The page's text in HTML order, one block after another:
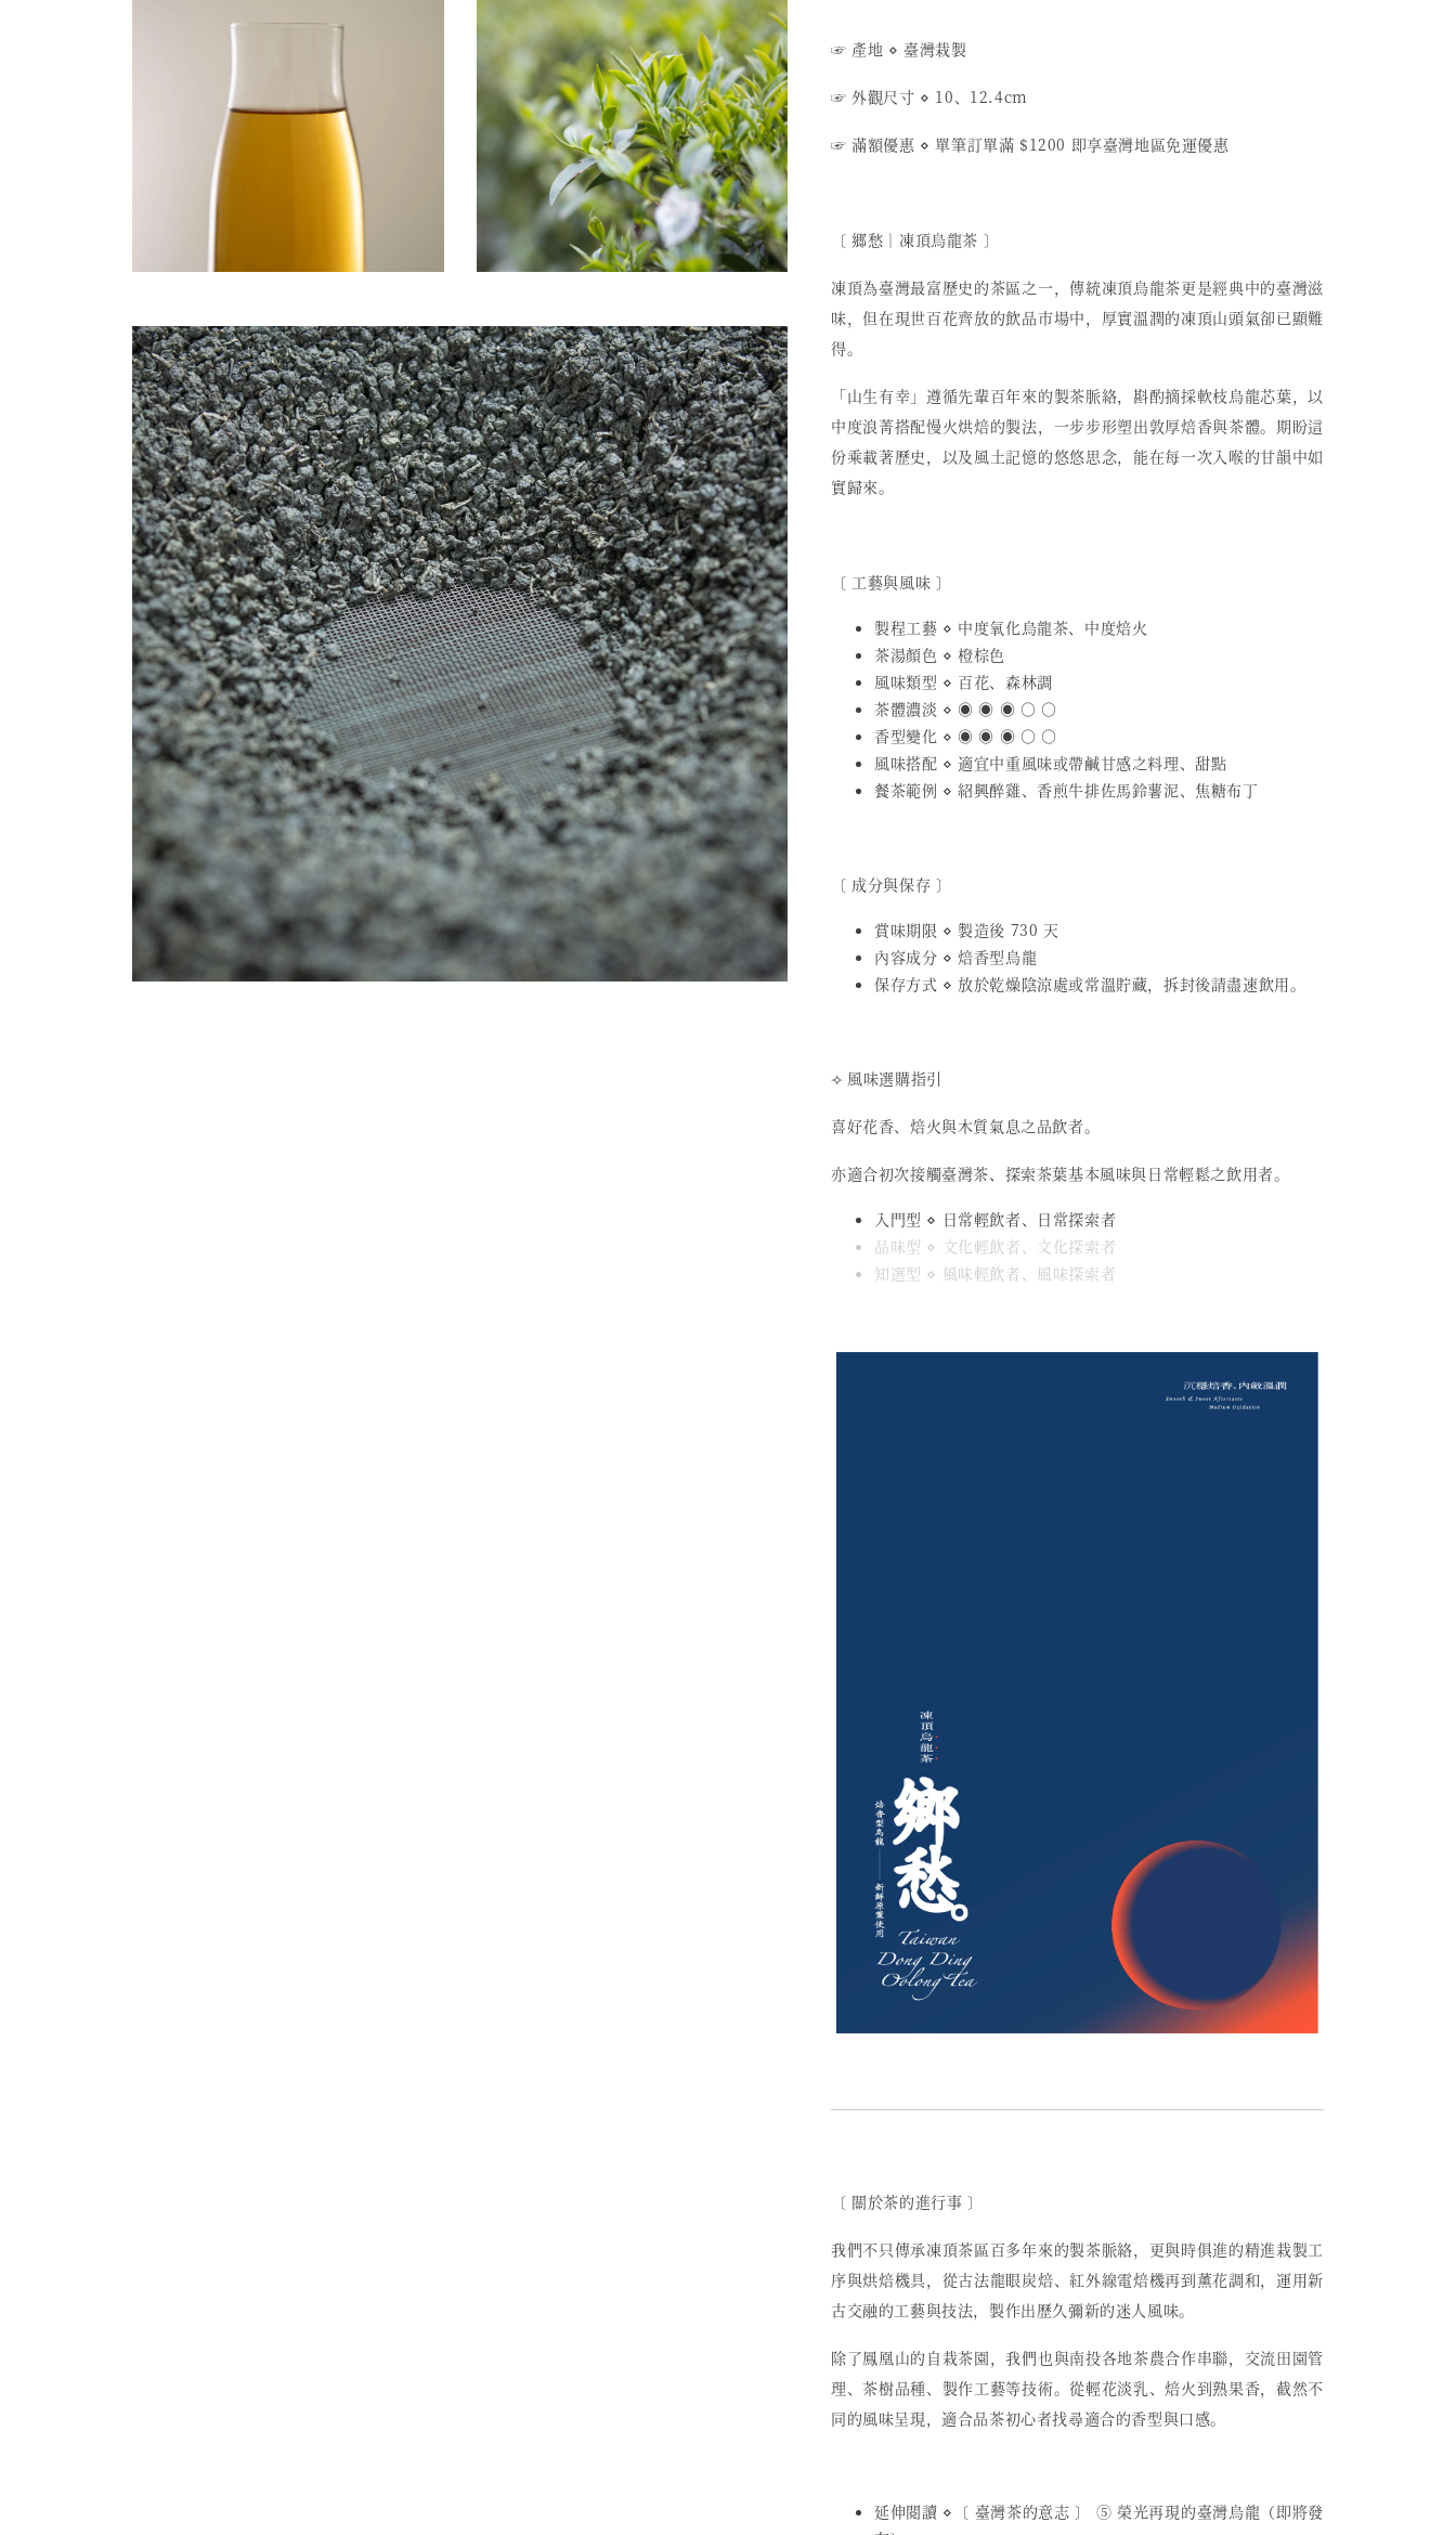
☞ 產地 ⋄ 臺灣栽製
☞ 外觀尺寸 ⋄ 10、12.4cm
☞ 滿額優惠 ⋄ 單筆訂單滿 $1200 即享臺灣地區免運優惠
〔 郷愁︱凍頂烏龍茶 〕
凍頂為臺灣最富歷史的茶區之一，傳統凍頂烏龍茶更是經典中的臺灣滋
味，但在現世百花齊放的飲品市場中，厚實溫潤的凍頂山頭氣卻已顯難
得。
「山生有幸」遵循先輩百年來的製茶脈絡，斟酌摘採軟枝烏龍芯葉，以
中度浪菁搭配慢火烘焙的製法，一步步形塑出敦厚焙香與茶體。期盼這
份乘載著歷史，以及風土記憶的悠悠思念，能在每一次入喉的甘韻中如
實歸來。
〔 工藝與風味 〕
製程工藝 ⋄ 中度氧化烏龍茶、中度焙火
茶湯顏色 ⋄ 橙棕色
風味類型 ⋄ 百花、森林調
茶體濃淡 ⋄ ◉ ◉ ◉ ○ ○
香型變化 ⋄ ◉ ◉ ◉ ○ ○
風味搭配 ⋄ 適宜中重風味或帶鹹甘感之料理、甜點
餐茶範例 ⋄ 紹興醉雞、香煎牛排佐馬鈴薯泥、焦糖布丁
〔 成分與保存 〕
賞味期限 ⋄ 製造後 730 天
內容成分 ⋄ 焙香型烏龍
保存方式 ⋄ 放於乾燥陰涼處或常溫貯藏，拆封後請盡速飲用。
⟢ 風味選購指引
喜好花香、焙火與木質氣息之品飲者。
亦適合初次接觸臺灣茶、探索茶葉基本風味與日常輕鬆之飲用者。
入門型 ⋄ 日常輕飲者、日常探索者
品味型 ⋄ 文化輕飲者、文化探索者
知選型 ⋄ 風味輕飲者、風味探索者
〔 關於茶的進行事 〕
我們不只傳承凍頂茶區百多年來的製茶脈絡，更與時俱進的精進栽製工
序與烘焙機具，從古法龍眼炭焙、紅外線電焙機再到薰花調和，運用新
古交融的工藝與技法，製作出歷久彌新的迷人風味。
除了鳳凰山的自栽茶園，我們也與南投各地茶農合作串聯，交流田園管
理、茶樹品種、製作工藝等技術。從輕花淡乳、焙火到熟果香，截然不
同的風味呈現，適合品茶初心者找尋適合的香型與口感。
延伸閱讀 ⋄〔 臺灣茶的意志 〕 ⑤ 榮光再現的臺灣烏龍（即將發